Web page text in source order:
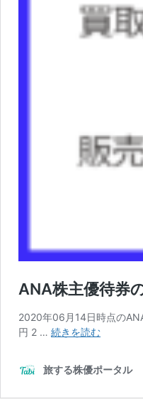
ANA株主優待券
2020年06月14日時点の
円 2 … 続きを読むANA
優
旅する株優ポータル